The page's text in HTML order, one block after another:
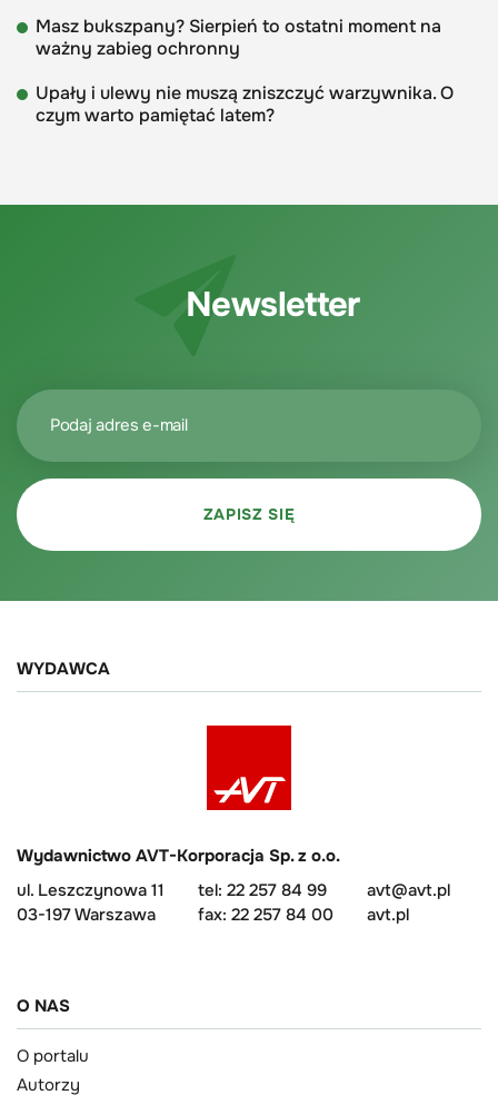
Masz bukszpany? Sierpień to ostatni moment na
ważny zabieg ochronny
Upały i ulewy nie muszą zniszczyć warzywnika. O
czym warto pamiętać latem?
Newsletter
WYDAWCA
Wydawnictwo AVT-Korporacja Sp. z o.o.
ul. Leszczynowa 11
03-197 Warszawa
tel: 22 257 84 99
fax: 22 257 84 00
avt@avt.pl
avt.pl
O NAS
O portalu
Autorzy